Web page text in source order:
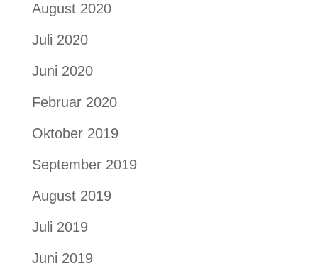
August 2020
Juli 2020
Juni 2020
Februar 2020
Oktober 2019
September 2019
August 2019
Juli 2019
Juni 2019